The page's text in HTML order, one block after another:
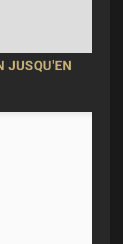
JUSQU'EN